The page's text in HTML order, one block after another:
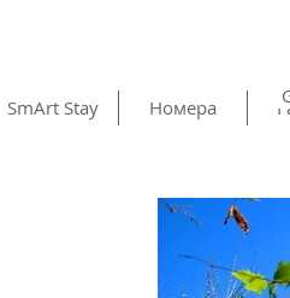
SmArt Stay Номера